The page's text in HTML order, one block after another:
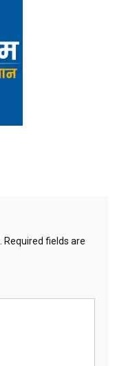
Required fields are